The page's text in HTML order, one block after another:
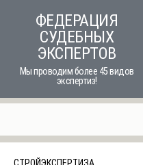
ФЕДЕРАЦИЯ
СУДЕБНЫХ
ЭКСПЕРТОВ
Мы проводим более 45 видов
экспертиз!